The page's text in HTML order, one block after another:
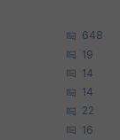
648
19
14
14
22
16